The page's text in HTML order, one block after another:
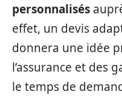
personnalisés
effet, un devis
donnera une idée
l’assurance et des
le temps de